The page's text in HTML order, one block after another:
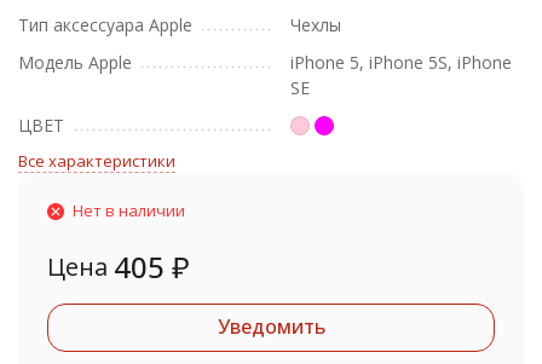
Тип аксессуара Apple
Чехлы
Модель Apple
iPhone 5, iPhone 5S, iPhone
SE
ЦВЕТ
Все характеристики
Нет в наличии
Цена 405 ₽
Уведомить